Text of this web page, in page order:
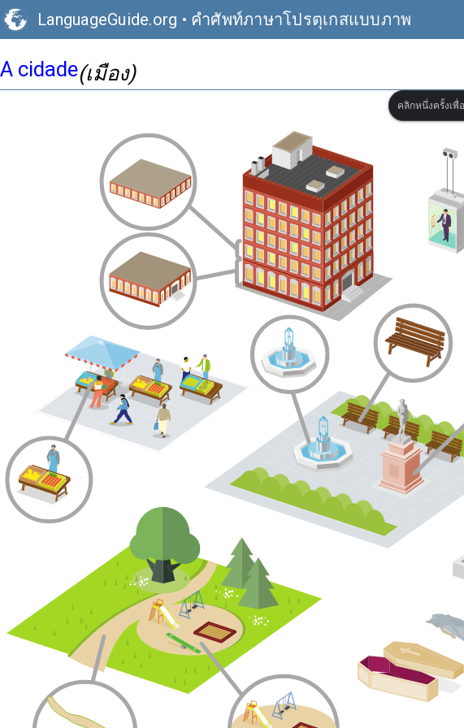
LanguageGuide.org • คำศัพท์ภาษาโปรตุเกสแบบภาพ
A cidade(เมือง)
คลิกหนึ่งครั้งเพื่